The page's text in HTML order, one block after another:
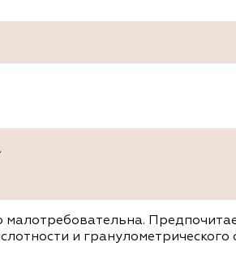
малотребовательна.
и